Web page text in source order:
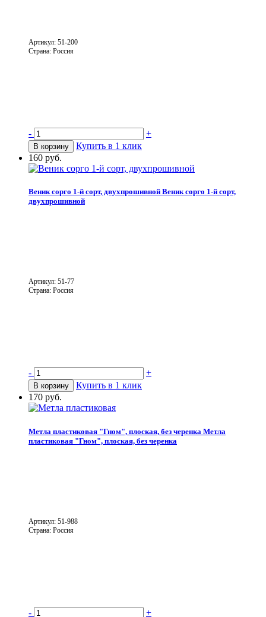
Артикул: 51-200
Страна: Россия
- +
В корзину
Купить в 1 клик
160 руб.
Веник сорго 1-й сорт, двухпрошивной Веник сорго 1-й сорт,
двухпрошивной
Артикул: 51-77
Страна: Россия
- +
В корзину
Купить в 1 клик
170 руб.
Метла пластиковая "Гном", плоская, без черенка Метла
пластиковая "Гном", плоская, без черенка
Артикул: 51-988
Страна: Россия
- +